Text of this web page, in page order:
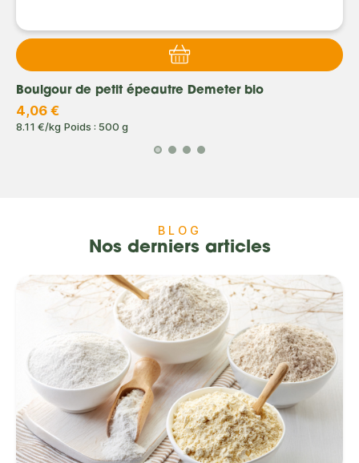
Boulgour de petit épeautre Demeter bio
4,06 €
8.11 €/kg Poids : 500 g
BLOG
Nos derniers articles